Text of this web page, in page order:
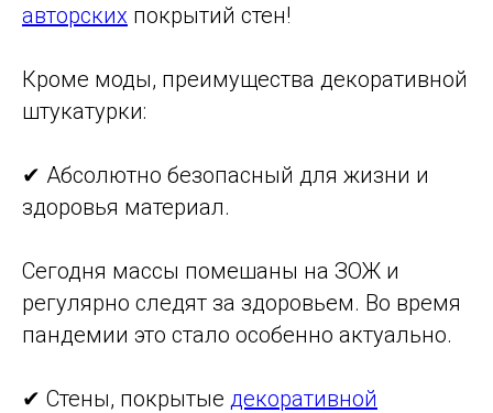
авторских покрытий стен!
Кроме моды, преимущества декоративной
штукатурки:
✔ Абсолютно безопасный для жизни и
здоровья материал.
Сегодня массы помешаны на ЗОЖ и
регулярно следят за здоровьем. Во время
пандемии это стало особенно актуально.
✔ Стены, покрытые декоративной